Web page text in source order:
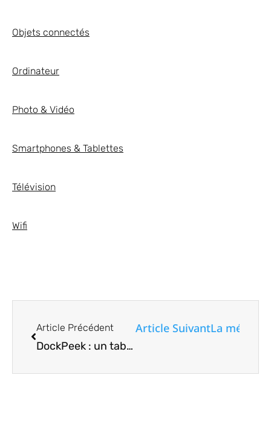
Objets connectés
Ordinateur
Photo & Vidéo
Smartphones & Tablettes
Télévision
Wifi
Article Précédent
DockPeek : un tableau de bord léger pour accéder facilement aux conteneurs Docker
Article SuivantLa